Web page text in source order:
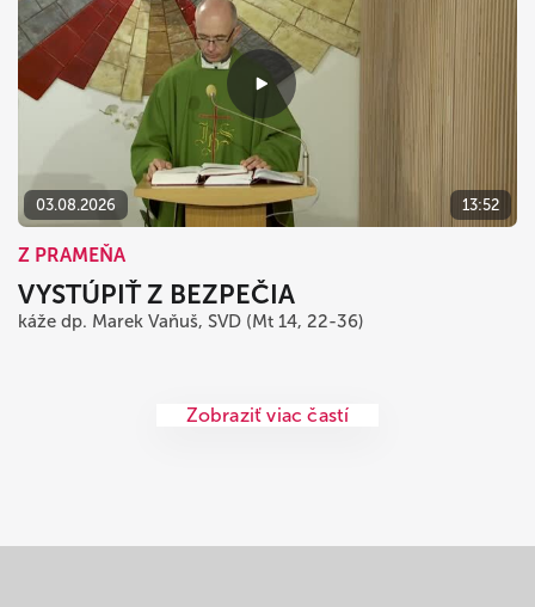
03.08.2026 13:52
Z PRAMEŇA
VYSTÚPIŤ Z BEZPEČIA
káže dp. Marek Vaňuš, SVD (Mt 14, 22-36)
Zobraziť viac častí